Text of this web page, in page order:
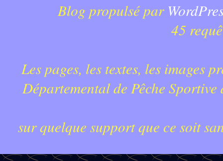
Blog propulsé par
45
Les pages, les textes, les images
Départemental de Pêche
sur quelque support que ce soit